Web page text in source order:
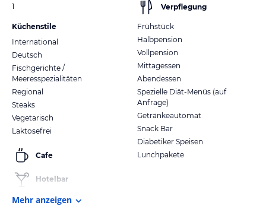
1
Küchenstile
International
Deutsch
Fischgerichte /
Meeresspezialitäten
Regional
Steaks
Vegetarisch
Laktosefrei
Cafe
Hotelbar
Verpflegung
Frühstück
Halbpension
Vollpension
Mittagessen
Abendessen
Spezielle Diät-Menüs (auf
Anfrage)
Getränkeautomat
Snack Bar
Diabetiker Speisen
Lunchpakete
Mehr anzeigen